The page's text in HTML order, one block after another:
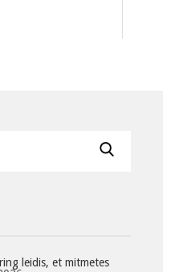
leidis, et mitmetes